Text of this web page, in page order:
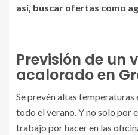
así, buscar ofertas como
Previsión de un
acalorado en
Se prevén altas temperaturas
todo el verano. Y no solo por
trabajo por hacer en las